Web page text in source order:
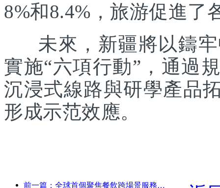
8%和8.4%，旅游促進了
未來，新疆將以鑄牢
實施“六項行動”，通過
沉浸式線路與研學產品
形成示范效應。
前一篇：全球首個聚焦餐飲跨場景服務的人形機器人發布